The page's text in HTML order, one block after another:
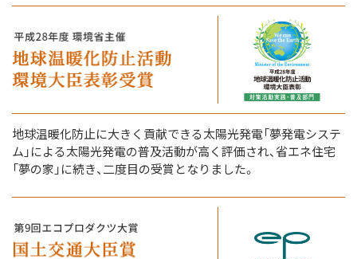
地球温暖化防止に大きく貢献できる太陽光発電「夢発電システ
ム」による太陽光発電の普及活動が高く評価され、省エネ住宅
「夢の家」に続き、二度目の受賞となりました。